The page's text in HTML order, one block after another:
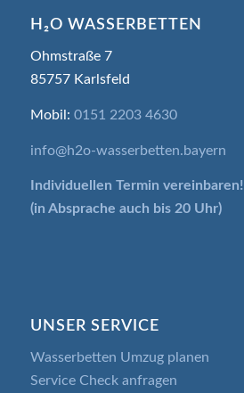
H₂O WASSERBETTEN
Ohmstraße 7
85757 Karlsfeld
Mobil: 0151 2203 4630
info@h2o-wasserbetten.bayern
Individuellen Termin vereinbaren!
(in Absprache auch bis 20 Uhr)
UNSER SERVICE
Wasserbetten Umzug planen
Service Check anfragen